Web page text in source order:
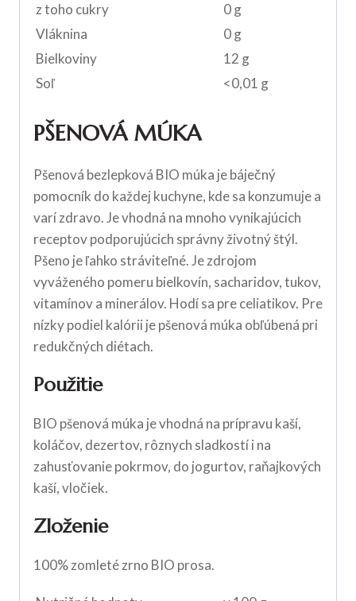
z toho cukry
0 g
Vláknina
0 g
Bielkoviny
12 g
Soľ
<0,01 g
PŠENOVÁ MÚKA
Pšenová bezlepková BIO múka je báječný
pomocník do každej kuchyne, kde sa konzumuje a
varí zdravo. Je vhodná na mnoho vynikajúcich
receptov podporujúcich správny životný štýl.
Pšeno je ľahko stráviteľné. Je zdrojom
vyváženého pomeru bielkovín, sacharidov, tukov,
vitamínov a minerálov. Hodí sa pre celiatikov. Pre
nízky podiel kalórii je pšenová múka obľúbená pri
redukčných diétach.
Použitie
BIO pšenová múka je vhodná na prípravu kaší,
koláčov, dezertov, rôznych sladkostí i na
zahusťovanie pokrmov, do jogurtov, raňajkových
kaší, vločiek.
Zloženie
100% zomleté zrno BIO prosa.